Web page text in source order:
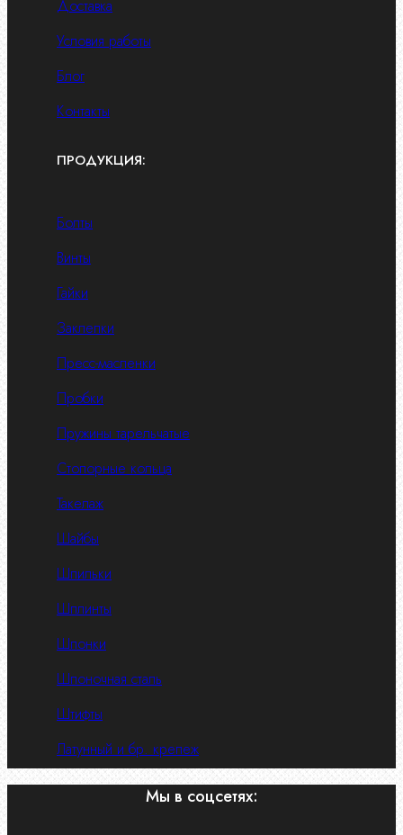
Доставка
Условия работы
Блог
Контакты
ПРОДУКЦИЯ:
Болты
Винты
Гайки
Заклепки
Пресс-масленки
Пробки
Пружины тарельчатые
Стопорные кольца
Такелаж
Шайбы
Шпильки
Шплинты
Шпонки
Шпоночная сталь
Штифты
Латунный и бр. крепеж
Мы в соцсетях: